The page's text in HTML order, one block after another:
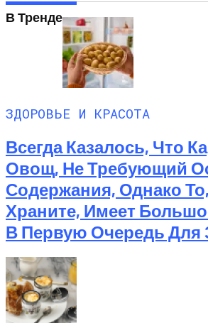
В Тренде
ЗДОРОВЬЕ И КРАСОТА
Всегда Казалось, Что
Овощ, Не Требующий
Содержания, Однако
Храните, Имеет
В Первую Очередь Для